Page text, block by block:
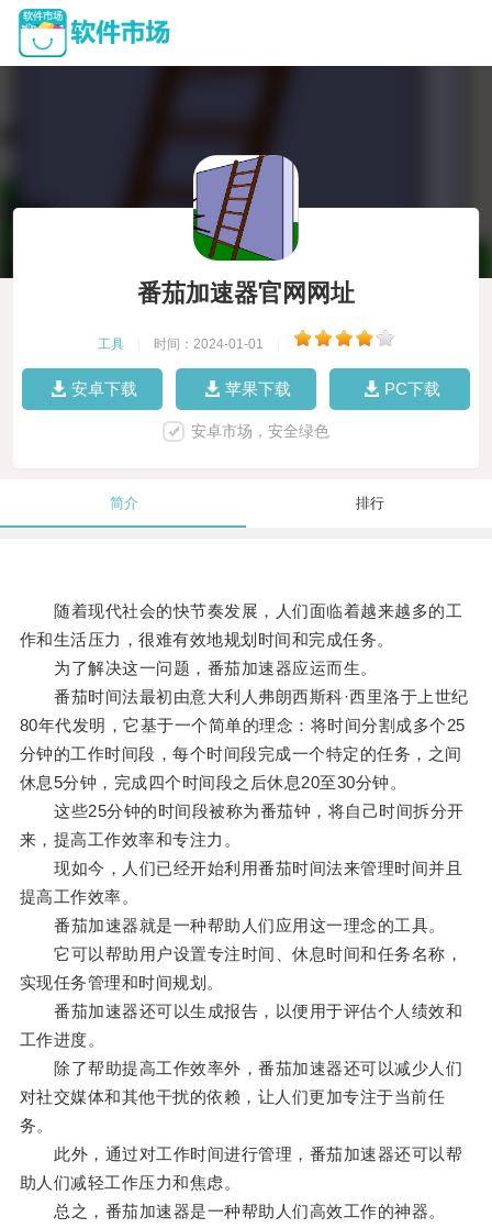
番茄加速器官网网址
工具 时间：2024-01-01
安卓下载 苹果下载 PC下载
安卓市场，安全绿色
简介 排行
随着现代社会的快节奏发展，人们面临着越来越多的工
作和生活压力，很难有效地规划时间和完成任务。
为了解决这一问题，番茄加速器应运而生。
番茄时间法最初由意大利人弗朗西斯科·西里洛于上世纪
80年代发明，它基于一个简单的理念：将时间分割成多个25
分钟的工作时间段，每个时间段完成一个特定的任务，之间
休息5分钟，完成四个时间段之后休息20至30分钟。
这些25分钟的时间段被称为番茄钟，将自己时间拆分开
来，提高工作效率和专注力。
现如今，人们已经开始利用番茄时间法来管理时间并且
提高工作效率。
番茄加速器就是一种帮助人们应用这一理念的工具。
它可以帮助用户设置专注时间、休息时间和任务名称，
实现任务管理和时间规划。
番茄加速器还可以生成报告，以便用于评估个人绩效和
工作进度。
除了帮助提高工作效率外，番茄加速器还可以减少人们
对社交媒体和其他干扰的依赖，让人们更加专注于当前任
务。
此外，通过对工作时间进行管理，番茄加速器还可以帮
助人们减轻工作压力和焦虑。
总之，番茄加速器是一种帮助人们高效工作的神器。